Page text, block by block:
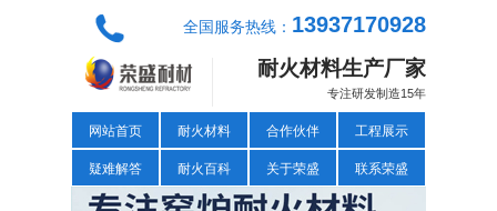
全国服务热线： 13937170928
耐火材料生产厂家
专注研发制造15年
网站首页 耐火材料 合作伙伴 工程展示
疑难解答 耐火百科 关于荣盛 联系荣盛